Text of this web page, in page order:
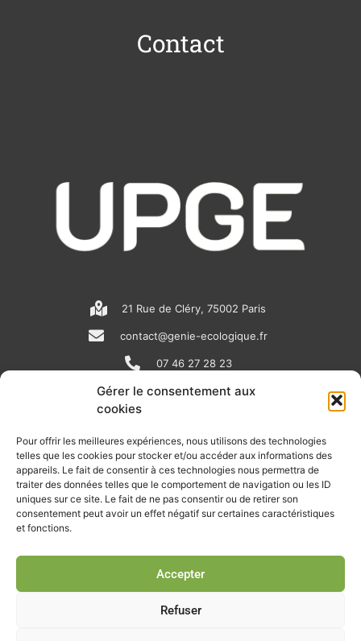
Gérer le consentement aux
cookies
Pour offrir les meilleures expériences, nous utilisons des technologies
telles que les cookies pour stocker et/ou accéder aux informations des
appareils. Le fait de consentir à ces technologies nous permettra de
traiter des données telles que le comportement de navigation ou les ID
uniques sur ce site. Le fait de ne pas consentir ou de retirer son
consentement peut avoir un effet négatif sur certaines caractéristiques
et fonctions.
Accepter
Refuser
Contact
21 Rue de Cléry, 75002 Paris
contact@genie-ecologique.fr
07 46 27 28 23
N
e
w
s
p
p
e
i
n
k
e
i
n
o
u
t
u
e
RECEVOIR L'ACTU DE LA FILIÈRE
Retrouvez tous les mois les articles terrain de nos adhérents, les
rendez-vous importants de la filière, nos offres de stages et
Je m'abonne à la lettre d'info